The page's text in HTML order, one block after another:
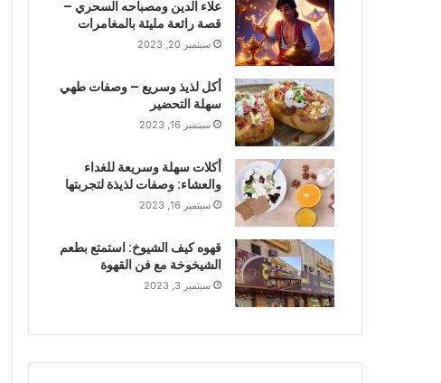
علاء الدين ومصباحه السحري –
قصة رائعة مليئة بالمغامرات
سبتمبر 20, 2023
أكل لذيذ وسريع – وصفات طهي
سهلة التحضير
سبتمبر 16, 2023
أكلات سهلة وسريعة للغداء
والعشاء: وصفات لذيذة لتجربتها
سبتمبر 16, 2023
قهوه كيف الشيوخ: استمتع بطعم
الشيخوخة مع فن القهوة
سبتمبر 3, 2023